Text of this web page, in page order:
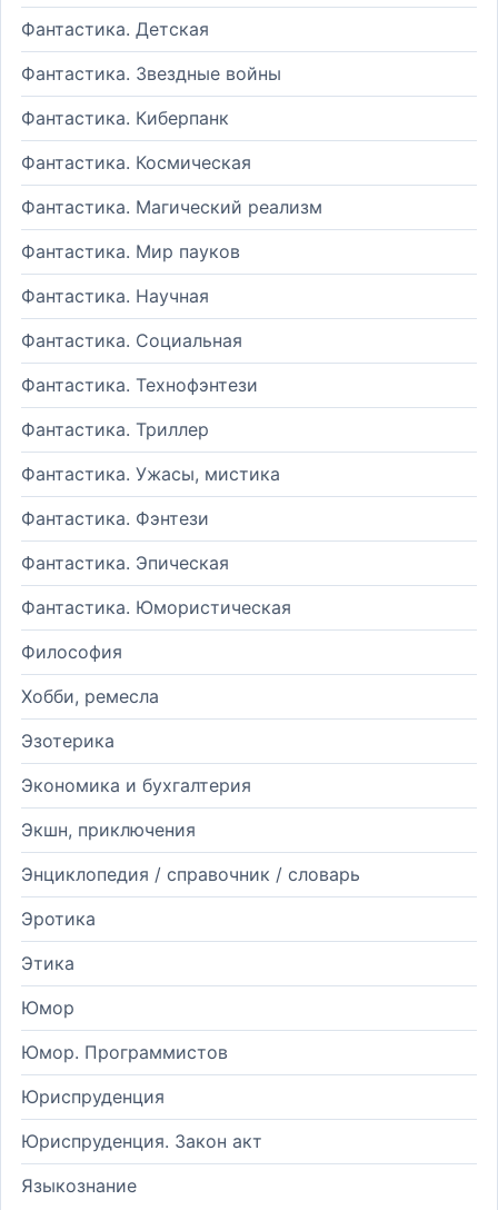
Фантастика. Детская
Фантастика. Звездные войны
Фантастика. Киберпанк
Фантастика. Космическая
Фантастика. Магический реализм
Фантастика. Мир пауков
Фантастика. Научная
Фантастика. Социальная
Фантастика. Технофэнтези
Фантастика. Триллер
Фантастика. Ужасы, мистика
Фантастика. Фэнтези
Фантастика. Эпическая
Фантастика. Юмористическая
Философия
Хобби, ремесла
Эзотерика
Экономика и бухгалтерия
Экшн, приключения
Энциклопедия / справочник / словарь
Эротика
Этика
Юмор
Юмор. Программистов
Юриспруденция
Юриспруденция. Закон акт
Языкознание